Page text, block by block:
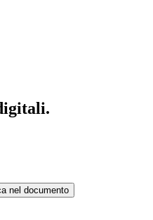
nel documento